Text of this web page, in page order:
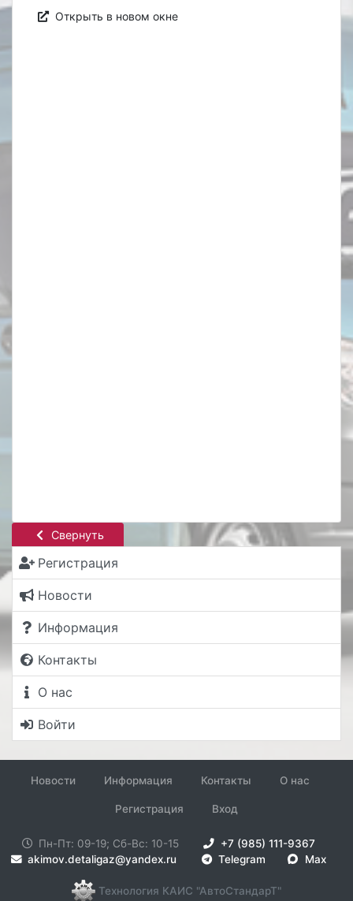
Свернуть
Регистрация
Новости
Информация
Контакты
О нас
Войти
Открыть в новом окне
Новости Информация Контакты О нас
Регистрация Вход
Пн-Пт: 09-19; Сб-Вс: 10-15
+7 (985) 111-9367
akimov.detaligaz@yandex.ru
Telegram Max
Технология КАИС "АвтоСтандарТ"